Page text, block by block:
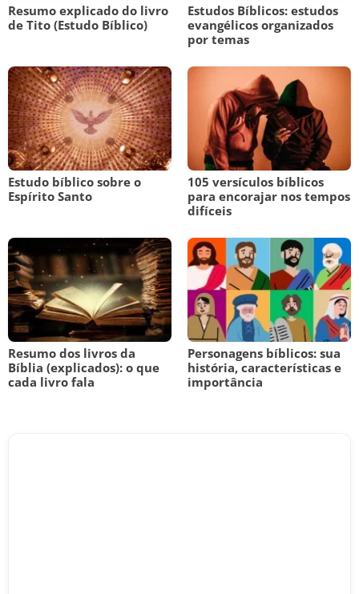
Resumo explicado do livro
de Tito (Estudo Bíblico)
Estudos Bíblicos: estudos
evangélicos organizados
por temas
Estudo bíblico sobre o
Espírito Santo
105 versículos bíblicos
para encorajar nos tempos
difíceis
Resumo dos livros da
Bíblia (explicados): o que
cada livro fala
Personagens bíblicos: sua
história, características e
importância